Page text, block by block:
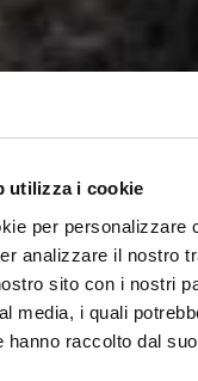
utilizza i cookie
per personalizzare
analizzare il nostro
sito con i nostri
media, i quali
hanno raccolto dal